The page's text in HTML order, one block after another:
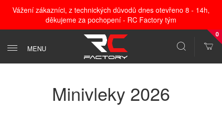
Vážení zákazníci, z technických důvodů dnes otevřeno 8 - 14h,
děkujeme za pochopení - RC Factory tým
MENU
0
Minivleky 2026